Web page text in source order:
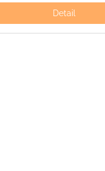
Detail